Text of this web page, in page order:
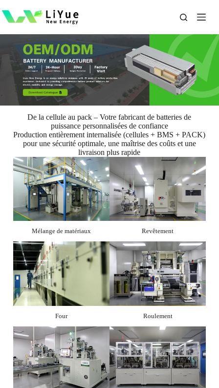
au
contenu
De la cellule au pack – Votre fabricant de batteries de
puissance personnalisées de confiance
Production entièrement internalisée (cellules + BMS + PACK)
pour une sécurité optimale, une maîtrise des coûts et une
livraison plus rapide
Mélange de matériaux Revêtement
Four Roulement